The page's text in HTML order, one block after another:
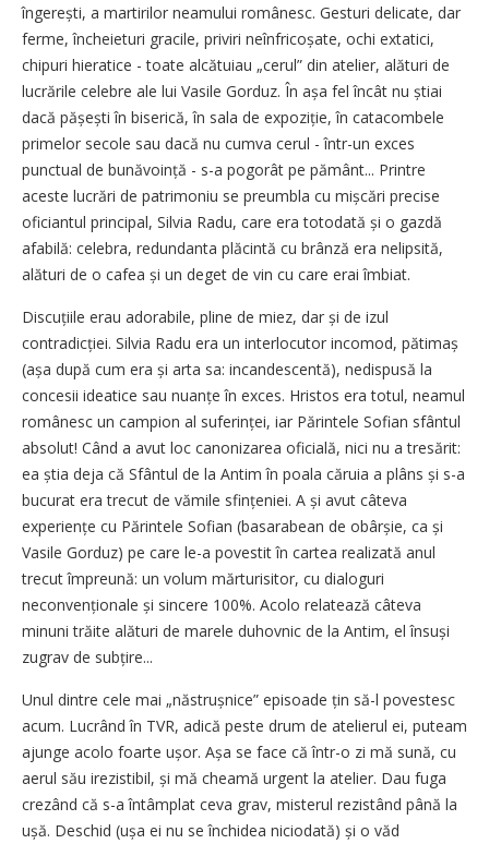
îngerești, a martirilor nea­mului românesc. Gesturi delicate, dar
ferme, încheieturi gracile, priviri neînfricoșate, ochi extatici,
chipuri hieratice - toate alcătuiau „cerul” din atelier, alături de
lucrările celebre ale lui Vasile Gorduz. În așa fel încât nu știai
dacă pășești în biserică, în sala de expoziție, în catacombele
primelor secole sau dacă nu cumva cerul - într-un exces
punctual de bunăvoință - s-a pogorât pe pământ... Printre
aceste lucrări de patrimoniu se preumbla cu mișcări precise
oficiantul principal, Silvia Radu, care era totodată și o gazdă
afabilă: celebra, redundanta plăcintă cu brânză era nelipsită,
alături de o cafea și un deget de vin cu care erai îmbiat.
Discuțiile erau adorabile, pline de miez, dar și de izul
contradicției. Silvia Radu era un interlocutor incomod, pătimaș
(așa după cum era și arta sa: incandescentă), nedispusă la
concesii ideatice sau nuanțe în exces. Hristos era totul, neamul
românesc un campion al suferinței, iar Părintele Sofian sfântul
absolut! Când a avut loc canonizarea oficială, nici nu a tresărit:
ea știa deja că Sfântul de la Antim în poala căruia a plâns și s-a
bucurat era trecut de vămile sfințeniei. A și avut câteva
experiențe cu Părintele Sofian (basarabean de obârșie, ca și
Vasile Gorduz) pe care le-a povestit în cartea realizată anul
trecut împreună: un volum mărturisitor, cu dialoguri
neconvenționale și sincere 100%. Acolo relatează câteva
minuni trăite alături de marele duhovnic de la Antim, el însuși
zugrav de subțire...
Unul dintre cele mai „năstruș­nice” episoade țin să-l povestesc
acum. Lucrând în TVR, adică peste drum de atelierul ei, puteam
ajunge acolo foarte ușor. Așa se face că într-o zi mă sună, cu
aerul său irezistibil, și mă cheamă urgent la atelier. Dau fuga
crezând că s-a întâmplat ceva grav, misterul rezistând până la
ușă. Deschid (ușa ei nu se închidea niciodată) și o văd